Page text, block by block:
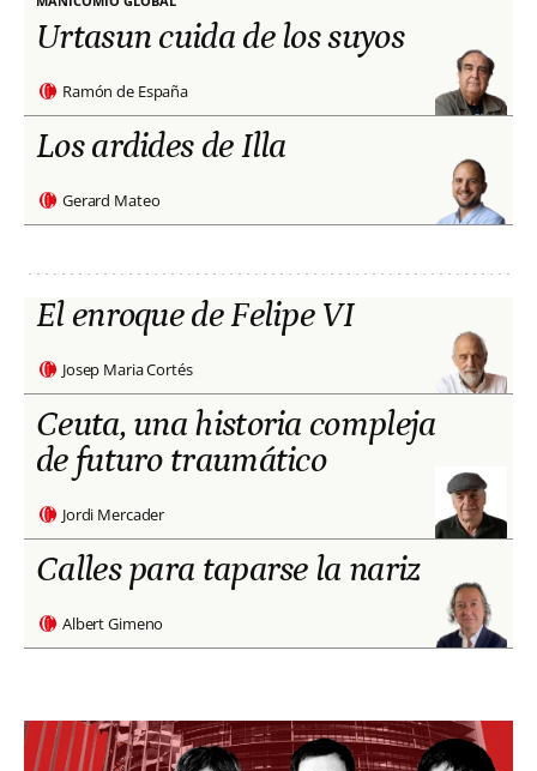
Urtasun cuida de los suyos
Ramón de España
Los ardides de Illa
Gerard Mateo
El enroque de Felipe VI
Josep Maria Cortés
Ceuta, una historia compleja
de futuro traumático
Jordi Mercader
Calles para taparse la nariz
Albert Gimeno